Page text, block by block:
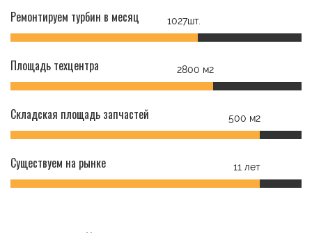
Ремонтируем турбин в месяц 1027шт.
Площадь техцентра 2800 м2
Складская площадь запчастей 500 м2
Существуем на рынке 11 лет